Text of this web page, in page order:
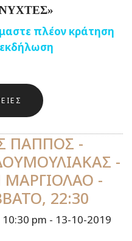
»
πλέον κράτηση
ΠΑΠΠΟΣ -
-
-
22:30
10:30 pm - 13-10-2019